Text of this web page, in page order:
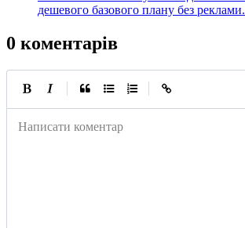
дешевого базового плану без реклами.
0 коментарів
Написати коментар